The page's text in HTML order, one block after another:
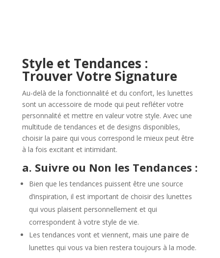
Style et Tendances :
Trouver Votre Signature
Au-delà de la fonctionnalité et du confort, les lunettes
sont un accessoire de mode qui peut refléter votre
personnalité et mettre en valeur votre style. Avec une
multitude de tendances et de designs disponibles,
choisir la paire qui vous correspond le mieux peut être
à la fois excitant et intimidant.
a. Suivre ou Non les Tendances :
Bien que les tendances puissent être une source
d’inspiration, il est important de choisir des lunettes
qui vous plaisent personnellement et qui
correspondent à votre style de vie.
Les tendances vont et viennent, mais une paire de
lunettes qui vous va bien restera toujours à la mode.